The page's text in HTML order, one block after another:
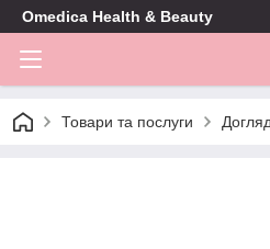
Omedica Health & Beauty
Товари та послуги